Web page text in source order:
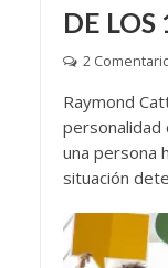
DE LOS
2
Raymond
personalidad
una persona
situación